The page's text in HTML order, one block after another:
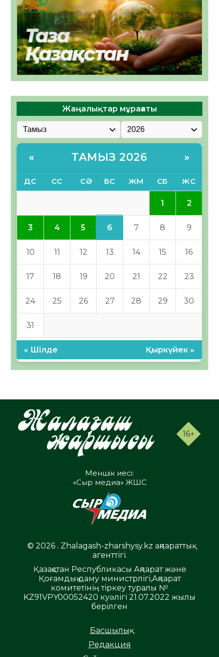
Жаңалықтар мұрағаты
« ТАМЫЗ 2026 »
ДС СС СӘ БС ЖМ СБ ЖС
1 2
3 4 5 6 7 8 9
10 11 12 13 14 15 16
17 18 19 20 21 22 23
24 25 26 27 28 29 30
31
« Шілде Қыркүйек »
16+
Меншік иесі:
«Сыр медиа» ЖШС
© 2026 . Zhalagash-zharshysy.kz ақпараттық
агенттігі.
Қазақстан Республикасы Ақпарат және
Қоғамдық даму министрлігі,Ақпарат
комитетінің тіркеу туралы №
KZ91VPY00052420 куәлігі 21.07.2022 жылы
берілген
Басшылық
Редакция